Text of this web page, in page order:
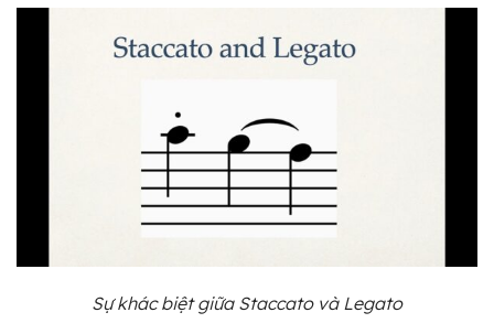
Sự khác biệt giữa Staccato và Legato